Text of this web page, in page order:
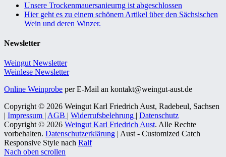
Unsere Trockenmauersanieurng ist abgeschlossen
Hier geht es zu einem schönem Artikel über den Sächsischen
Wein und deren Winzer.
Newsletter
Weingut Newsletter
Weinlese Newsletter
Online Weinprobe per E-Mail an kontakt@weingut-aust.de
Copyright © 2026 Weingut Karl Friedrich Aust, Radebeul, Sachsen
| Impressum | AGB | Widerrufsbelehrung | Datenschutz
Copyright © 2026 Weingut Karl Friedrich Aust. Alle Rechte
vorbehalten. Datenschutzerklärung | Aust - Customized Catch
Responsive Style nach Ralf
Nach oben scrollen